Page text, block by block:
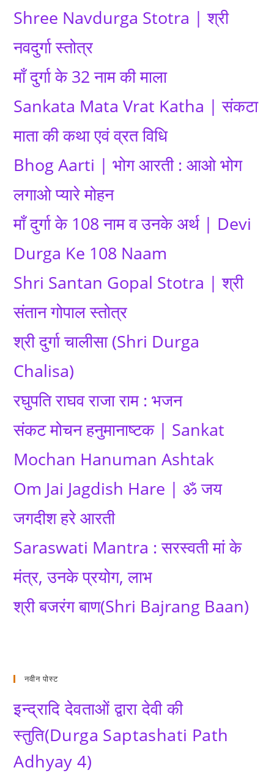
Shree Navdurga Stotra | श्री
नवदुर्गा स्तोत्र
माँ दुर्गा के 32 नाम की माला
Sankata Mata Vrat Katha | संकटा
माता की कथा एवं व्रत विधि
Bhog Aarti | भोग आरती : आओ भोग
लगाओ प्यारे मोहन
माँ दुर्गा के 108 नाम व उनके अर्थ | Devi
Durga Ke 108 Naam
Shri Santan Gopal Stotra | श्री
संतान गोपाल स्तोत्र
श्री दुर्गा चालीसा (Shri Durga
Chalisa)
रघुपति राघव राजा राम : भजन
संकट मोचन हनुमानाष्टक | Sankat
Mochan Hanuman Ashtak
Om Jai Jagdish Hare | ॐ जय
जगदीश हरे आरती
Saraswati Mantra : सरस्वती मां के
मंत्र, उनके प्रयोग, लाभ
श्री बजरंग बाण(Shri Bajrang Baan)
नवीन पोस्ट
इन्द्रादि देवताओं द्वारा देवी की
स्तुति(Durga Saptashati Path
Adhyay 4)